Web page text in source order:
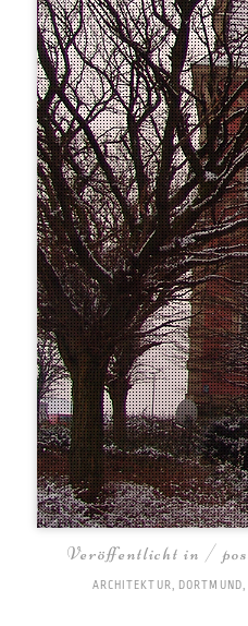
Veröffentlicht in /
ARCHITEKTUR, DORTMUND,